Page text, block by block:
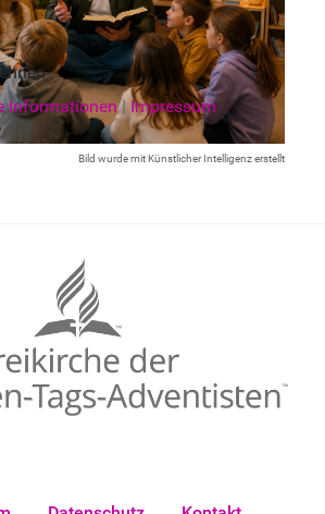
Bild wurde mit Künstlicher Intelligenz erstellt
Informationen|Impressum